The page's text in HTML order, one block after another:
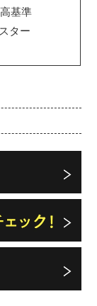
基準
ター